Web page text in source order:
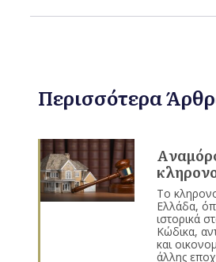
Περισσότερα
Το
Ελλάδα,
ιστορικά
Κώδικα,
και
άλλης